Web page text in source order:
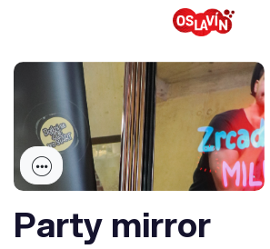
Party mirror